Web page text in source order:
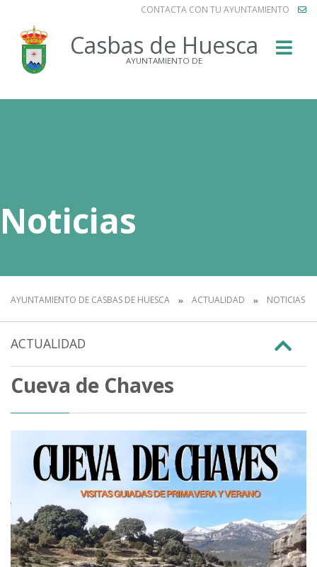
CONTACTA CON TU AYUNTAMIENTO
Casbas de Huesca
AYUNTAMIENTO DE
Noticias
AYUNTAMIENTO DE CASBAS DE HUESCA ACTUALIDAD NOTICIAS
ACTUALIDAD
Cueva de Chaves